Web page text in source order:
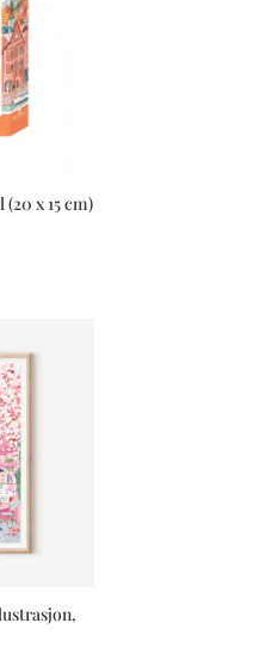
x 15 cm)